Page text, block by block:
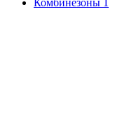
Комбинезоны